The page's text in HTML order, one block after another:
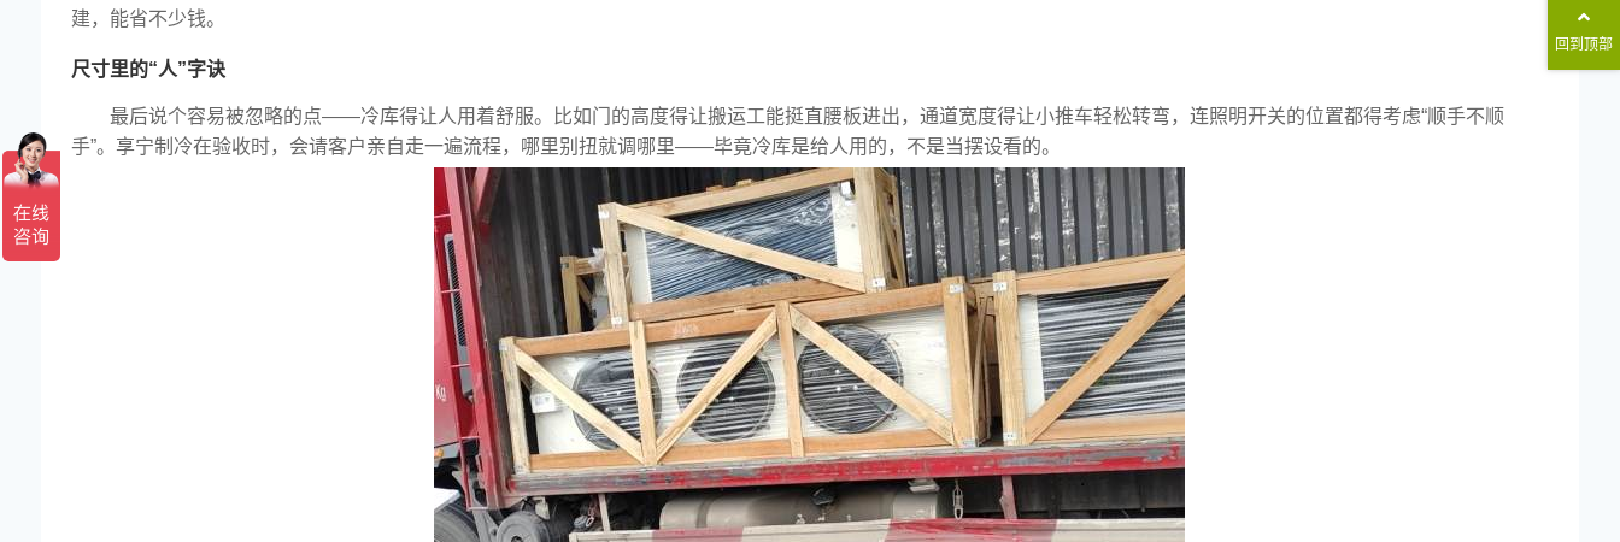
建，能省不少钱。
尺寸里的“人”字诀
最后说个容易被忽略的点——冷库得让人用着舒服。比如门的高度得让搬运工能挺直腰板进出，通道宽度得让小推车轻松转弯，连照明开关的位置都得考虑“顺手不顺
手”。享宁制冷在验收时，会请客户亲自走一遍流程，哪里别扭就调哪里——毕竟冷库是给人用的，不是当摆设看的。
回到顶部
享宁喜迁新址-办公地址变更公告
享宁喜迁新址-办公地址变更公告
厦门安捷利美维冷库工程
厦门安捷利美维冷库工程
历史回顾
恭贺享宁通过GC2管道设计资质! 2025-06-19
安装冷库需要多少钱? 2025-03-04
重庆新宙邦材料防爆冷库工程项目 2026-05-12
镇江伯纳天纯宠物食品增加制冷设备工程 2026-04-14